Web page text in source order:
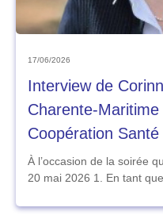
17/06/2026
Interview de
Charente-
Coopération Santé
À l’occasion de la soirée
20 mai 2026 1. En tant